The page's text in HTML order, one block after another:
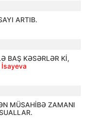
ARTIB.
BAŞ KƏSƏRLƏR Kİ,
MÜSAHİBƏ ZAMANI